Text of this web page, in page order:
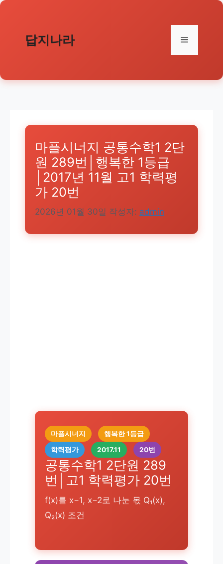
컨
너
답지나라 메
마플시너지 공통수학1 2단
원 289번│행복한 1등급
│2017년 11월 고1 학력평
가 20번
2026년 01월 30일 작성자: admin
마플시너지
행복한 1등급
학력평가
2017.11 20번
공통수학1 2단원 289
번│고1 학력평가 20번
f(x)를 x−1, x−2로 나눈 몫 Q₁(x),
Q₂(x) 조건